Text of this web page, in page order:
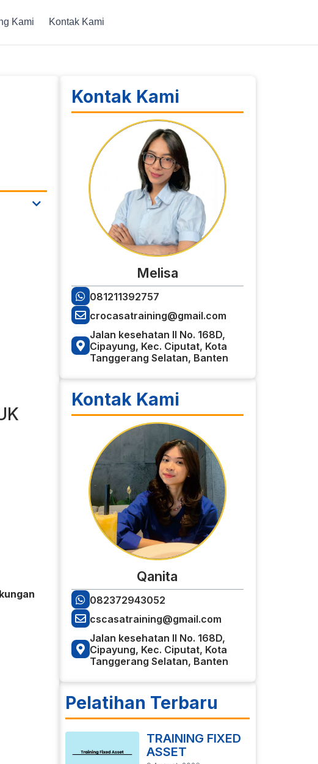
Kami Kontak Kami
Kontak Kami
Melisa
081211392757
crocasatraining@gmail.com
Jalan kesehatan II No. 168D,
Cipayung, Kec. Ciputat, Kota
Tanggerang Selatan, Banten
Kontak Kami
Qanita
082372943052
cscasatraining@gmail.com
Jalan kesehatan II No. 168D,
Cipayung, Kec. Ciputat, Kota
Tanggerang Selatan, Banten
Pelatihan Terbaru
TRAINING FIXED
ASSET